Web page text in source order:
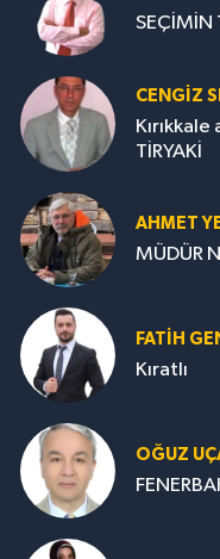
SEÇİMİN
CENGİZ
Kırıkkale
TİRYAKİ
AHMET
MÜDÜR
FATIH
Kıratlı
OĞUZ